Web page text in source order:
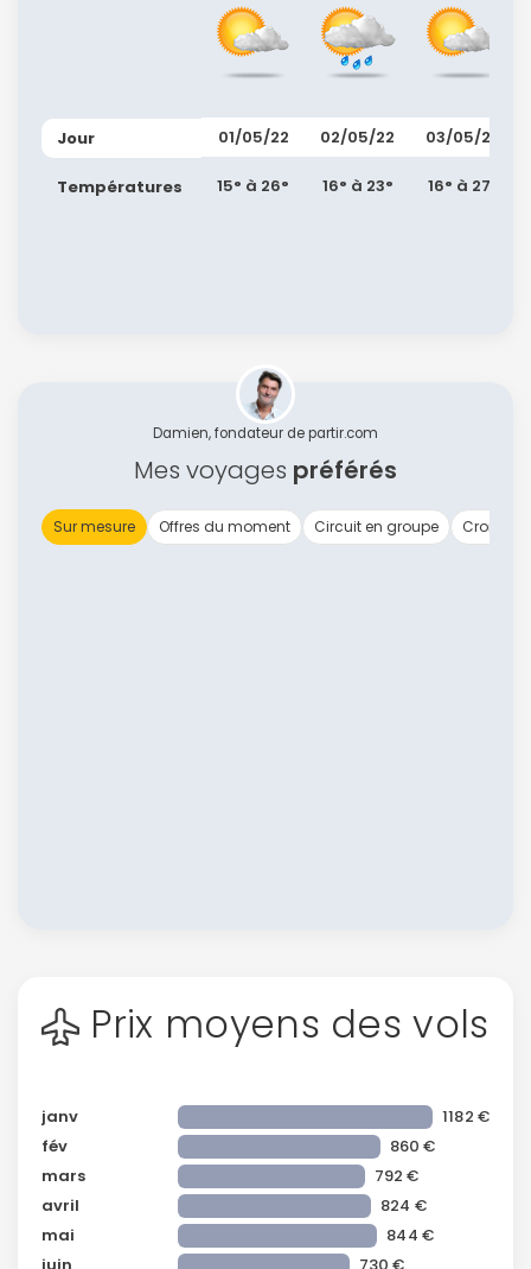
Jour
Températures
01/05/22
15° à 26°
02/05/22
16° à 23°
03/05/22
16° à 27°
Damien, fondateur de partir.com
Mes voyages préférés
Sur mesure Offres du moment Circuit en groupe Croisière
Prix moyens des vols
janv
1182 €
fév
860 €
mars
792 €
avril
824 €
mai
844 €